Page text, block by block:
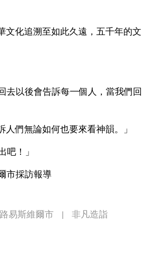
文化追溯至如此久遠，五千年的文
去以後會告訴每一個人，當我們回
們無論如何也要來看神韻。」
吧！」
市採訪報導
路易斯維爾市 非凡造詣